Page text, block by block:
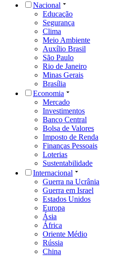
Nacional
Educação
Segurança
Clima
Meio Ambiente
Auxílio Brasil
São Paulo
Rio de Janeiro
Minas Gerais
Brasília
Economia
Mercado
Investimentos
Banco Central
Bolsa de Valores
Imposto de Renda
Finanças Pessoais
Loterias
Sustentabilidade
Internacional
Guerra na Ucrânia
Guerra em Israel
Estados Unidos
Europa
Ásia
África
Oriente Médio
Rússia
China